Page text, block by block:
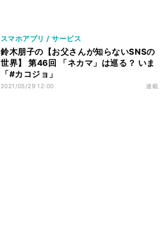
スマホアプリ / サービス
鈴木朋子の【お父さんが知らないSNSの
世界】 第46回 「ネカマ」は巡る？ いま
「#カコジョ」
2021/05/29 12:00 連載